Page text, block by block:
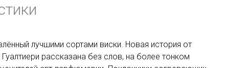
лучшими сортами виски. Новая история от
рассказана без слов, на более тонком